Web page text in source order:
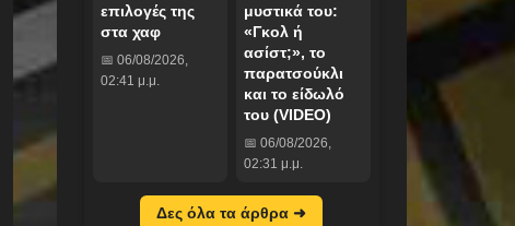
επιλογές της
στα χαφ
📅 06/08/2026,
02:41 μ.μ.
μυστικά του:
«Γκολ ή
ασίστ;», το
παρατσούκλι
και το είδωλό
του (VIDEO)
📅 06/08/2026,
02:31 μ.μ.
Δες όλα τα άρθρα ➜